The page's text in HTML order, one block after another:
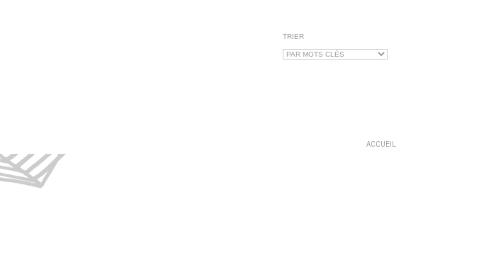
TRIER
ACCUEIL